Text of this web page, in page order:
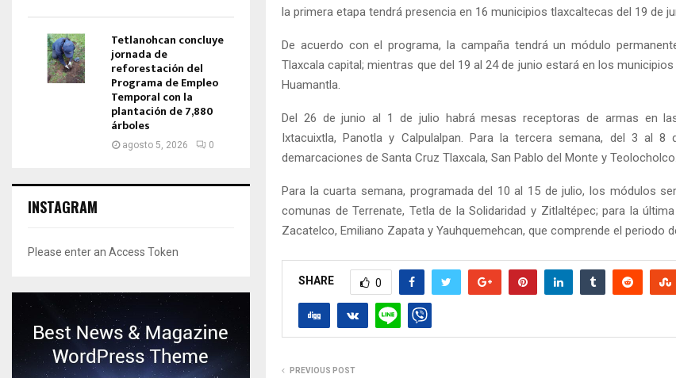
la primera etapa tendrá presencia en 16 municipios tlaxcaltecas del 19 de
De acuerdo con el programa, la campaña tendrá un módulo
Tlaxcala capital; mientras que del 19 al 24 de junio estará en los
Huamantla.
Del 26 de junio al 1 de julio habrá mesas receptoras de armas en
Ixtacuixtla, Panotla y Calpulalpan. Para la tercera semana, del 3 al 8
demarcaciones de Santa Cruz Tlaxcala, San Pablo del Monte y Teolocholco.
Para la cuarta semana, programada del 10 al 15 de julio, los módulos
comunas de Terrenate, Tetla de la Solidaridad y Zitlaltépec; para la
Zacatelco, Emiliano Zapata y Yauhquemehcan, que comprende el periodo
SHARE 0
PREVIOUS POST
Tetlanohcan concluye
jornada de
reforestación del
Programa de Empleo
Temporal con la
plantación de 7,880
árboles
agosto 5, 2026 0
INSTAGRAM
Please enter an Access Token